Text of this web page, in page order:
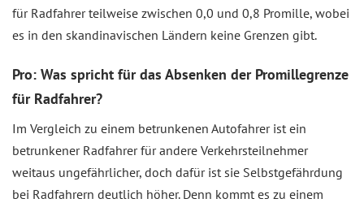
für Radfahrer teilweise zwischen 0,0 und 0,8 Promille, wobei
es in den skandinavischen Ländern keine Grenzen gibt.
Pro: Was spricht für das Absenken der Promillegrenze
für Radfahrer?
Im Vergleich zu einem betrunkenen Autofahrer ist ein
betrunkener Radfahrer für andere Verkehrsteilnehmer
weitaus ungefährlicher, doch dafür ist sie Selbstgefährdung
bei Radfahrern deutlich höher. Denn kommt es zu einem